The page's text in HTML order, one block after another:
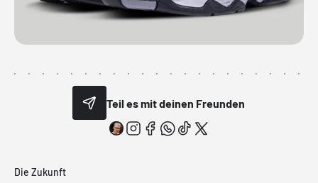
Teil es mit deinen Freunden
Die Zukunft